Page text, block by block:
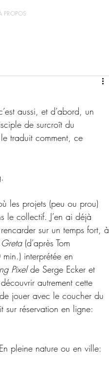
PROPOS
aussi, et d’abord, un
de surcroît du
traduit comment, ce
les projets (peu ou prou)
le collectif. J’en ai déjà
sur un temps fort, à
(d’après Tom
interprétée en
Pixel de Serge Ecker et
autrement cette
jouer avec le coucher du
réservation en ligne:
pleine nature ou en ville: